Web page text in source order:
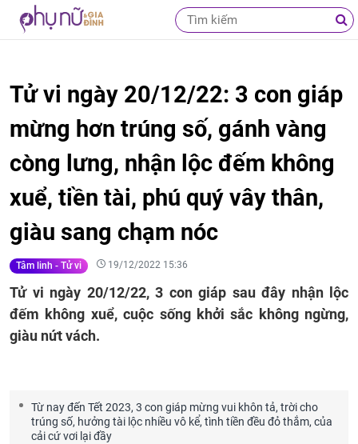
Tử vi ngày 20/12/22: 3 con giáp
mừng hơn trúng số, gánh vàng
còng lưng, nhận lộc đếm không
xuể, tiền tài, phú quý vây thân,
giàu sang chạm nóc
Tâm linh - Tử vi 19/12/2022 15:36
Tử vi ngày 20/12/22, 3 con giáp sau đây nhận lộc
đếm không xuể, cuộc sống khởi sắc không ngừng,
giàu nứt vách.
Từ nay đến Tết 2023, 3 con giáp mừng vui khôn tả, trời cho
trúng số, hưởng tài lộc nhiều vô kể, tình tiền đều đỏ thắm, của
cải cứ vơi lại đầy